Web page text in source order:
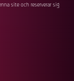
site och reserverar sig